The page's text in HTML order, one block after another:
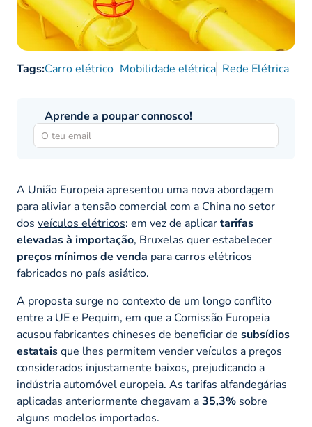
Tags:Carro elétrico Mobilidade elétrica Rede Elétrica
Aprende a poupar connosco!
A União Europeia apresentou uma nova abordagem
para aliviar a tensão comercial com a China no setor
dos veículos elétricos: em vez de aplicartarifas
elevadas à importação, Bruxelas quer estabelecer
preços mínimos de venda para carros elétricos
fabricados no país asiático.
A proposta surge no contexto de um longo conflito
entre a UE e Pequim, em que a Comissão Europeia
acusou fabricantes chineses de beneficiar de subsídios
estataisque lhes permitem vender veículos a preços
considerados injustamente baixos, prejudicando a
indústria automóvel europeia. As tarifas alfandegárias
aplicadas anteriormente chegavam a35,3% sobre
alguns modelos importados.